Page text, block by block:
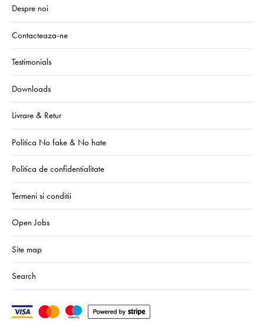
Despre noi
Contacteaza-ne
Testimonials
Downloads
Livrare & Retur
Politica No fake & No hate
Politica de confidentialitate
Termeni si conditii
Open Jobs
Site map
Search